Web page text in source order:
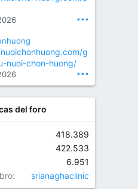
•••
g
nuoi-chon-huong/
•••
del foro
418.389
422.533
6.951
srianaghaclinic